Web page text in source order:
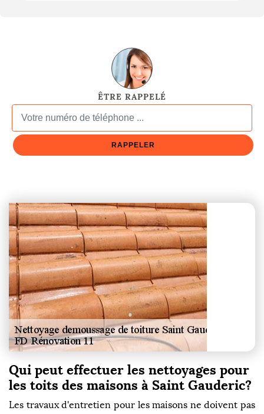
ÊTRE RAPPELÉ
Qui peut effectuer les nettoyages pour
les toits des maisons à Saint Gauderic?
Les travaux d'entretien pour les maisons ne doivent pas